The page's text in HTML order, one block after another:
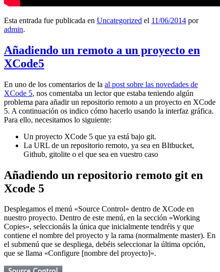
Esta entrada fue publicada en Uncategorized el 11/06/2014 por
admin.
Añadiendo un remoto a un proyecto en
XCode5
En uno de los comentarios de la al post sobre las novedades de
XCode 5, nos comentaba un lector que estaba teniendo algún
problema para añadir un repositorio remoto a un proyecto en XCode
5. A continuación os indico cómo hacerlo usando la interfaz gráfica.
Para ello, necesitamos lo siguiente:
Un proyecto XCode 5 que ya está bajo git.
La URL de un repositorio remoto, ya sea en BItbucket,
Github, gitolite o el que sea en vuestro caso
Añadiendo un repositorio remoto git en
Xcode 5
Desplegamos el menú «Source Control» dentro de XCode en
nuestro proyecto. Dentro de este menú, en la sección «Working
Copies», seleccionáis la única que inicialmente tendréis y que
contiene el nombre del proyecto y la rama (normalmente master). En
el submenú que se despliega, debéis seleccionar la última opción,
que se llama «Configure [nombre del proyecto]».